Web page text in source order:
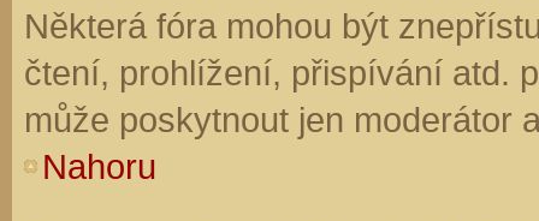
Některá fóra mohou být
čtení, prohlížení, přispívání atd.
může poskytnout jen moderátor
Nahoru